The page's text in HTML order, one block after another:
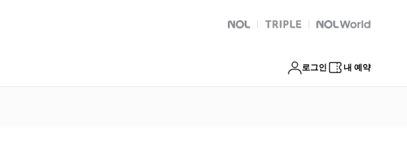
NOL 트리플 Global Interpark
로그인 내 예약